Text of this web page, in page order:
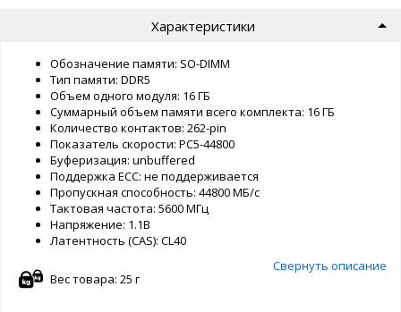
Характеристики
Обозначение памяти: SO-DIMM
Тип памяти: DDR5
Объем одного модуля: 16 ГБ
Суммарный объем памяти всего комплекта: 16 ГБ
Количество контактов: 262-pin
Показатель скорости: PC5-44800
Буферизация: unbuffered
Поддержка ECC: не поддерживается
Пропускная способность: 44800 МБ/с
Тактовая частота: 5600 МГц
Напряжение: 1.1В
Латентность (CAS): CL40
Свернуть описание
Вес товара: 25 г